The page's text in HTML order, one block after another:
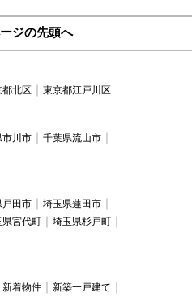
ジの先頭へ
都北区 東京都江戸川区
市川市
千葉県流山市
戸田市
埼玉県蓮田市
県宮代町
埼玉県杉戸町
新着物件
新築一戸建て